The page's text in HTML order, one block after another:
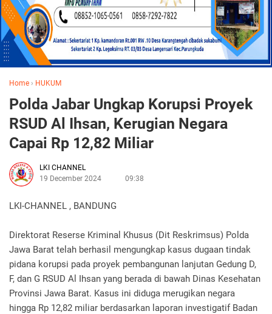
Home › HUKUM
Polda Jabar Ungkap Korupsi Proyek
RSUD Al Ihsan, Kerugian Negara
Capai Rp 12,82 Miliar
LKI CHANNEL
19 December 2024
09:38
LKI-CHANNEL , BANDUNG
Direktorat Reserse Kriminal Khusus (Dit Reskrimsus) Polda
Jawa Barat telah berhasil mengungkap kasus dugaan tindak
pidana korupsi pada proyek pembangunan lanjutan Gedung D,
F, dan G RSUD Al Ihsan yang berada di bawah Dinas Kesehatan
Provinsi Jawa Barat. Kasus ini diduga merugikan negara
hingga Rp 12,82 miliar berdasarkan laporan investigatif Badan